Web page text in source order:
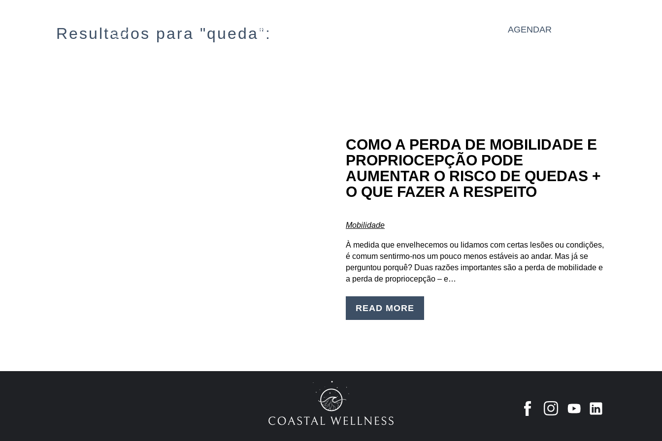
BENEFÍCIOS AGENDAR
Resultados para "queda":
COMO A PERDA DE MOBILIDADE E
PROPRIOCEPÇÃO PODE
AUMENTAR O RISCO DE QUEDAS +
O QUE FAZER A RESPEITO
Mobilidade
À medida que envelhecemos ou lidamos com certas lesões ou condições,
é comum sentirmo-nos um pouco menos estáveis ao andar. Mas já se
perguntou porquê? Duas razões importantes são a perda de mobilidade e
a perda de propriocepção – e…
READ MORE